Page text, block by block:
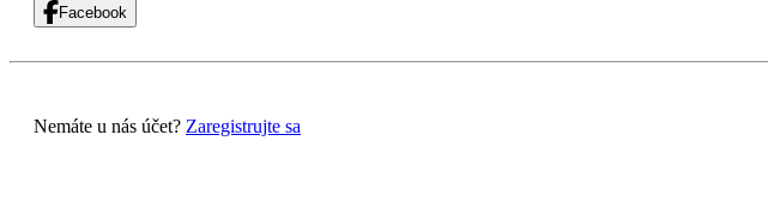
Facebook
Nemáte u nás účet? Zaregistrujte sa